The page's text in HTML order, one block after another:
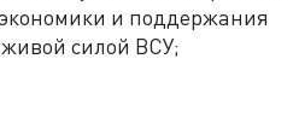
и поддержания
силой ВСУ;